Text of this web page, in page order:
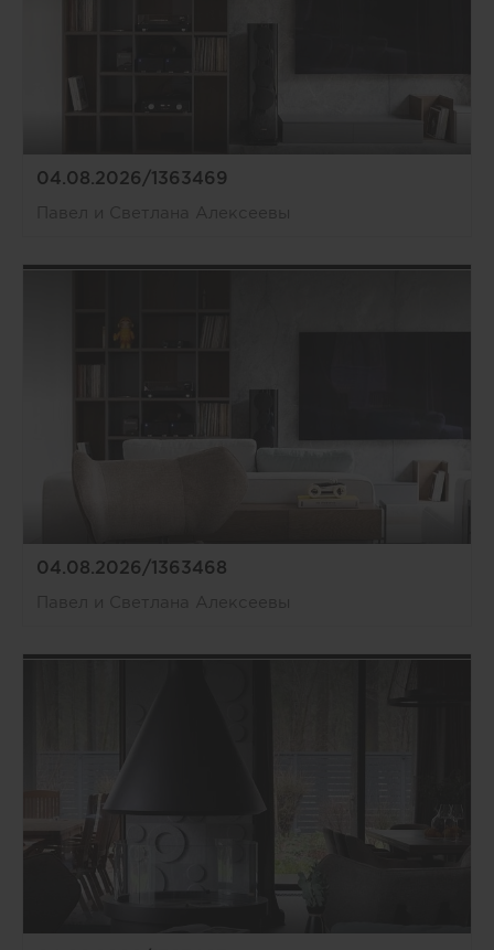
04.08.2026/1363469
04.08.2026/1363468